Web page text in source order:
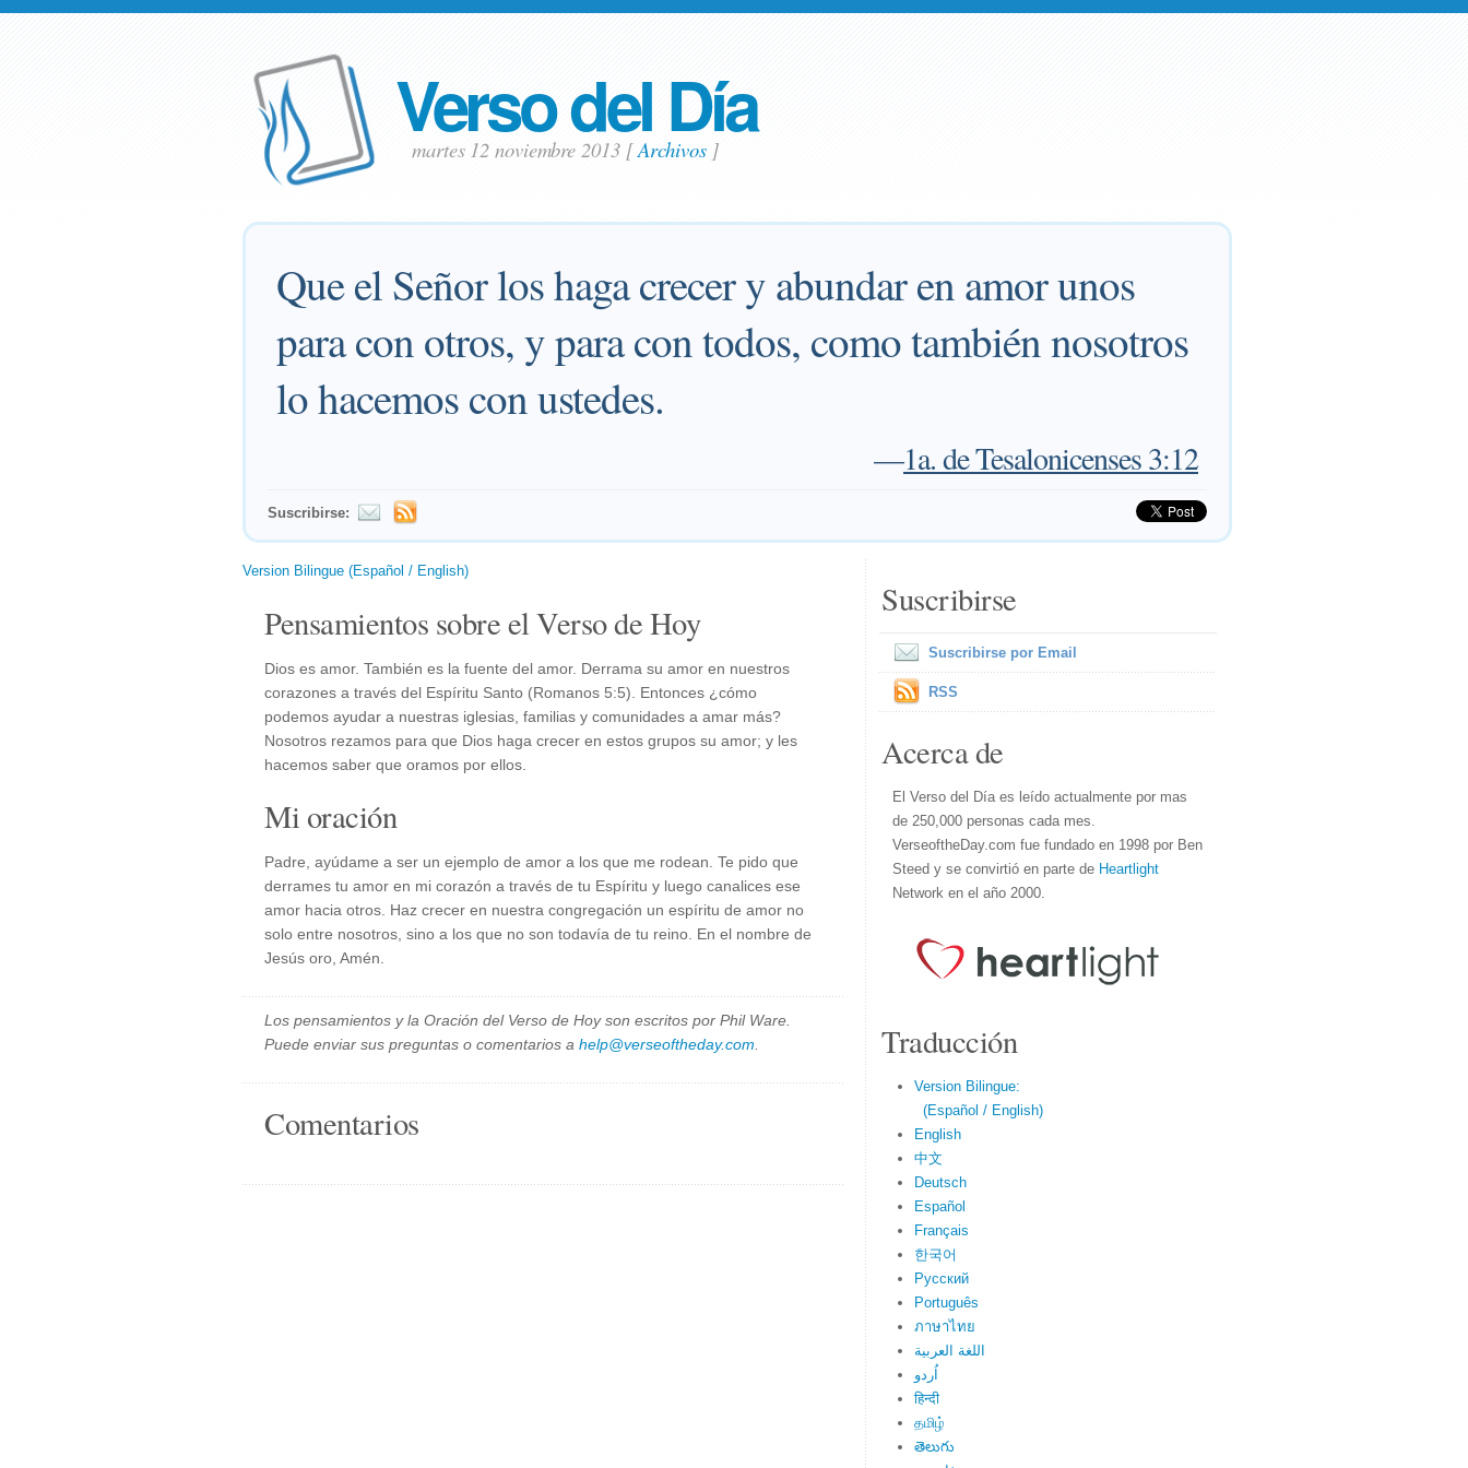
Verso del Día
martes 12 noviembre 2013 [Archivos]
Que el Señor los haga crecer y abundar en amor unos
para con otros, y para con todos, como también nosotros
lo hacemos con ustedes.
—1a. de Tesalonicenses 3:12
Suscribirse:
Version Bilingue (Español / English)
Pensamientos sobre el Verso de Hoy
Dios es amor. También es la fuente del amor. Derrama su amor en nuestros
corazones a través del Espíritu Santo (Romanos 5:5). Entonces ¿cómo
podemos ayudar a nuestras iglesias, familias y comunidades a amar más?
Nosotros rezamos para que Dios haga crecer en estos grupos su amor; y les
hacemos saber que oramos por ellos.
Mi oración
Padre, ayúdame a ser un ejemplo de amor a los que me rodean. Te pido que
derrames tu amor en mi corazón a través de tu Espíritu y luego canalices ese
amor hacia otros. Haz crecer en nuestra congregación un espíritu de amor no
solo entre nosotros, sino a los que no son todavía de tu reino. En el nombre de
Jesús oro, Amén.
Los pensamientos y la Oración del Verso de Hoy son escritos por Phil Ware.
Puede enviar sus preguntas o comentarios a help@verseoftheday.com
Comentarios
Suscribirse
Suscribirse por Email
RSS
Acerca de
El Verso del Día es leído actualmente por mas
de 250,000 personas cada mes.
VerseoftheDay.com fue fundado en 1998 por Ben
Steed y se convirtió en parte de Heartlight
Network en el año 2000.
Traducción
Version Bilingue:
(Español / English)
English
中文
Deutsch
Español
Français
한국어
Русский
Português
ภาษาไทย
اللغة العربية
اُردو
हिन्दी
தமிழ்
తెలుగు